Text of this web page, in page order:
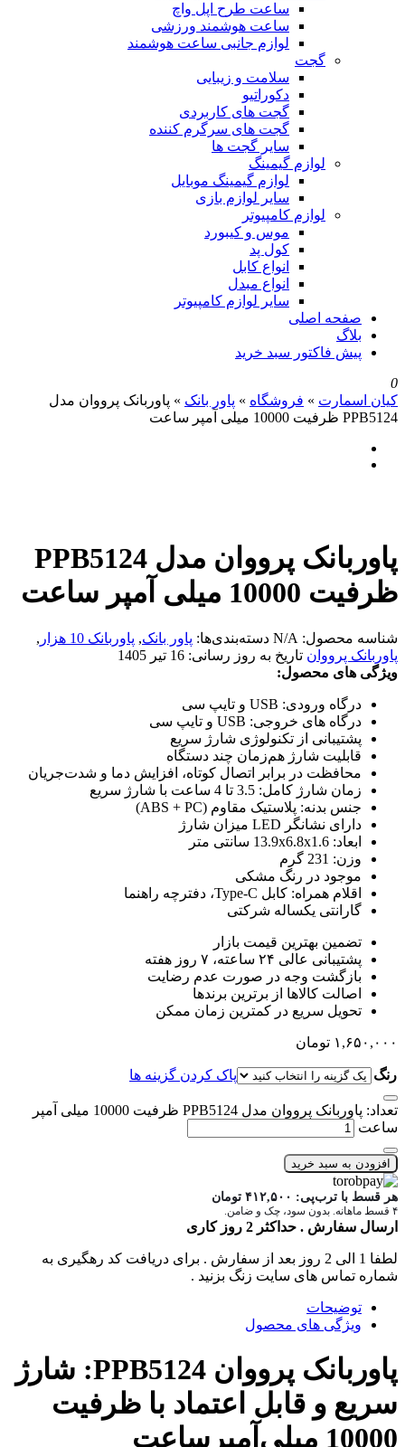
ساعت طرح اپل واچ
ساعت هوشمند ورزشی
لوازم جانبی ساعت هوشمند
گجت
سلامت و زیبایی
دکوراتیو
گجت های کاربردی
گجت های سرگرم کننده
سایر گجت ها
لوازم گیمینگ
لوازم گیمینگ موبایل
سایر لوازم بازی
لوازم کامپیوتر
موس و کیبورد
کول پد
انواع کابل
انواع مبدل
سایر لوازم کامپیوتر
صفحه اصلی
بلاگ
پیش فاکتور سبد خرید
0
کیان اسمارت » فروشگاه » پاور بانک » پاوربانک پرووان مدل
PPB5124 ظرفیت 10000 میلی آمپر ساعت
پاوربانک پرووان مدل PPB5124
ظرفیت 10000 میلی آمپر ساعت
شناسه محصول: N/A دسته‌بندی‌ها: پاور بانک, پاوربانک 10 هزار
,
پاوربانک پرووان تاریخ به روز رسانی: 16 تیر 1405
ویژگی های محصول:
درگاه ورودی: USB و تایپ سی
درگاه های خروجی: USB و تایپ سی
پشتیبانی از تکنولوژی شارژ سریع
قابلیت شارژ هم‌زمان چند دستگاه
محافظت در برابر اتصال کوتاه، افزایش دما و شدت‌جریان
زمان شارژ کامل: 3.5 تا 4 ساعت با شارژ سریع
جنس بدنه: پلاستیک مقاوم (ABS + PC)
دارای نشانگر LED میزان شارژ
ابعاد: 13.9x6.8x1.6 سانتی متر
وزن: 231 گرم
موجود در رنگ مشکی
اقلام همراه: کابل Type-C، دفترچه راهنما
گارانتی یکساله شرکتی
تضمین بهترین قیمت بازار
پشتیبانی عالی ۲۴ ساعته، ۷ روز هفته
بازگشت وجه در صورت عدم رضایت
اصالت کالاها از برترین برندها
تحویل سریع در کمترین زمان ممکن
۱,۶۵۰,۰۰۰ تومان
رنگ پاک کردن گزینه ها
تعداد: پاوربانک پرووان مدل PPB5124 ظرفیت 10000 میلی آمپر
ساعت
افزودن به سبد خرید
هر قسط با ترب‌پی: ۴۱۲,۵۰۰ تومان
۴ قسط ماهانه. بدون سود، چک و ضامن.
ارسال سفارش . حداکثر 2 روز کاری
لطفا 1 الی 2 روز بعد از سفارش . برای دریافت کد رهگیری به
شماره تماس های سایت زنگ بزنید .
توضیحات
ویژگی های محصول
پاوربانک پرووان PPB5124: شارژ
سریع و قابل اعتماد با ظرفیت
10000 میلی‌آمپرساعت